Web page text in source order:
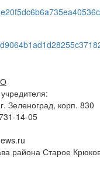
Зеленоград, корп. 830
14-05
района Старое